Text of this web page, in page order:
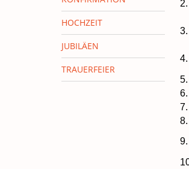
HOCHZEIT
JUBILÄEN
TRAUERFEIER
2.
3.
4.
5.
6.
7.
8.
9.